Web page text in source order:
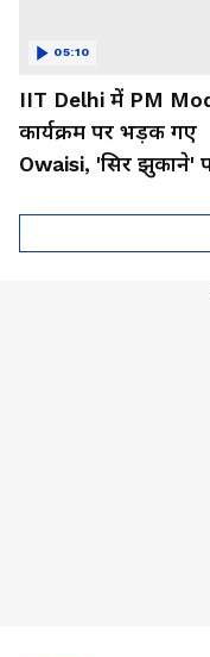
IIT Delhi में PM
कार्यक्रम पर भड़क गए
Owaisi, 'सिर झुकाने'
05:10